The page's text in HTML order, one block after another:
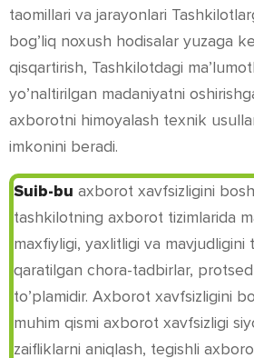
taomillari va jarayonlari
bog’liq noxush hodisalar yuzaga
qisqartirish, Tashkilotdagi
yo’naltirilgan madaniyatni
axborotni himoyalash texnik
imkonini beradi.
Suib-bu axborot xavfsizligini
tashkilotning axborot tizimlarida
maxfiyligi, yaxlitligi va mavjudligini
qaratilgan chora-tadbirlar,
to’plamidir. Axborot xavfsizligini
muhim qismi axborot xavfsizligi
zaifliklarni aniqlash, tegishli